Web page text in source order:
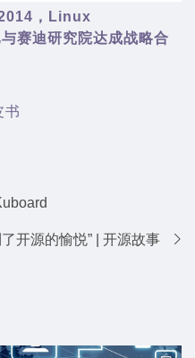
，Linux
赛迪研究院达成战略合
书
开源的愉悦” | 开源故事